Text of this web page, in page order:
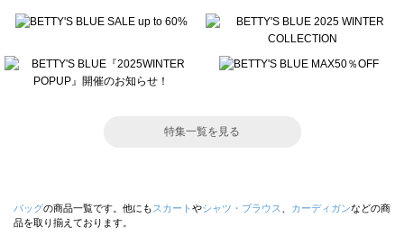
特集一覧を見る
バッグの商品一覧です。他にも スカート やシャツ・ブラウス カーディガンなどの商
品を取り揃えております。